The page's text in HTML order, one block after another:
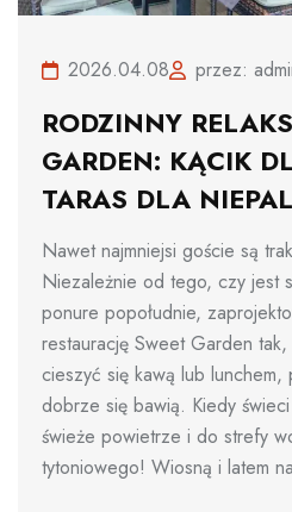
2026.04.08 przez:
RODZINNY
GARDEN: KĄCIK
TARAS DLA
Nawet najmniejsi goście są
Niezależnie od tego, czy jest
ponure popołudnie,
restaurację Sweet Garden
cieszyć się kawą lub
dobrze się bawią. Kiedy
świeże powietrze i do strefy
tytoniowego! Wiosną i latem